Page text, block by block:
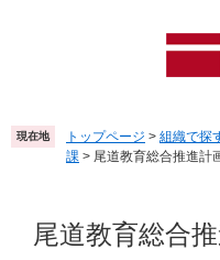
頭
で
飛
ば
現在地 トップページ > 組織で探
課 > 尾道教育総合推進計
尾道教育総合